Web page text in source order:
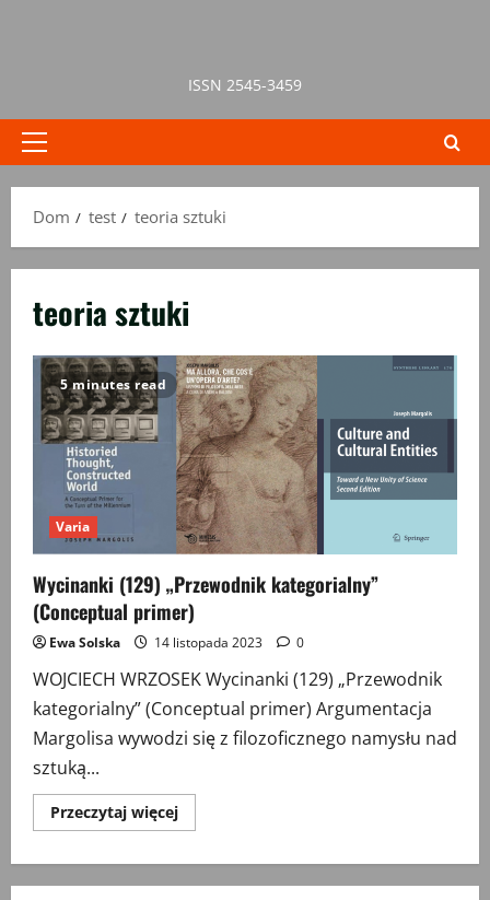
ISSN 2545-3459
Menu
Dom
test teoria sztuki
teoria sztuki
5 minutes read
Varia
Wycinanki (129) „Przewodnik kategorialny”
(Conceptual primer)
Ewa Solska 14 listopada 2023 0
WOJCIECH WRZOSEK Wycinanki (129) „Przewodnik
kategorialny” (Conceptual primer) Argumentacja
Margolisa wywodzi się z filozoficznego namysłu nad
sztuką...
Przeczytaj więcejPrzeczytaj
więcej
„Przewodnik